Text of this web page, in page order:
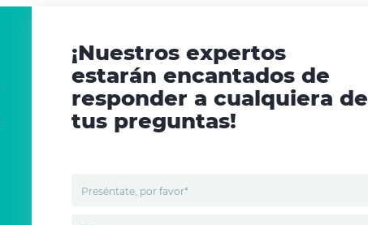
¡Nuestros expertos
estarán encantados de
responder a cualquiera de
tus preguntas!